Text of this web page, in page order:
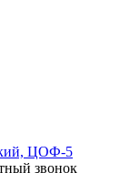
ЦОФ-5
звонок